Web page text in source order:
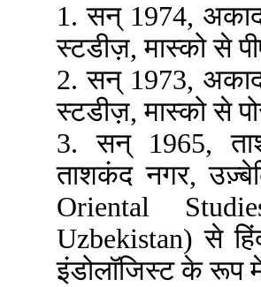
1. सन् 1974,
स्टडीज़, मास्को से
2. सन् 1973,
स्टडीज़, मास्को से
3. सन् 1965,
ताशकंद नगर,
Oriental
Uzbekistan) से
इंडोलॉजिस्ट के रूप